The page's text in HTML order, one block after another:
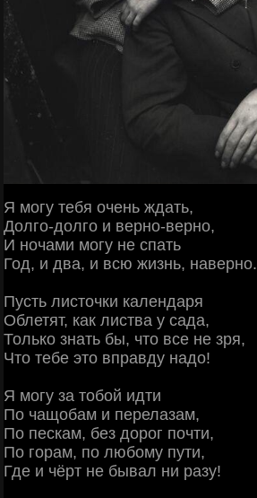
Я могу тебя очень ждать,
Долго-долго и верно-верно,
И ночами могу не спать
Год, и два, и всю жизнь, наверно.
Пусть листочки календаря
Облетят, как листва у сада,
Только знать бы, что все не зря,
Что тебе это вправду надо!
Я могу за тобой идти
По чащобам и перелазам,
По пескам, без дорог почти,
По горам, по любому пути,
Где и чёрт не бывал ни разу!